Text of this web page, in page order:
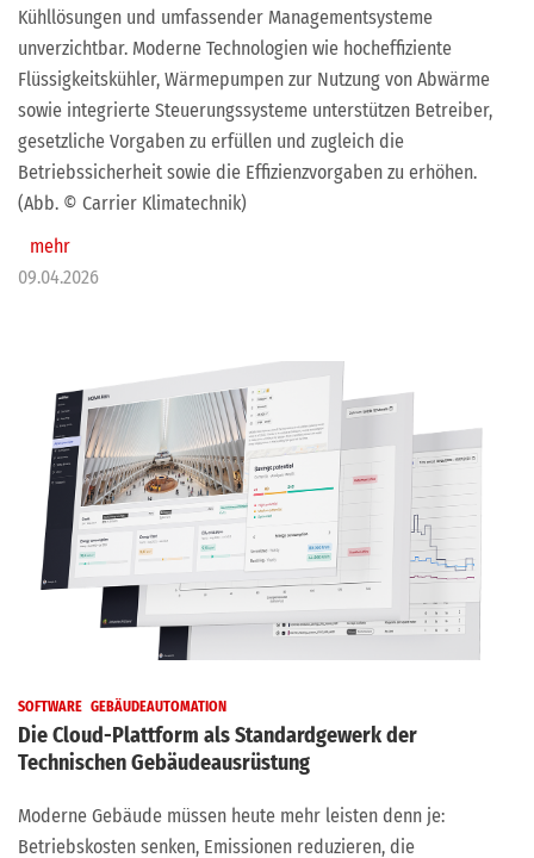
Kühllösungen und umfassender Managementsysteme
unverzichtbar. Moderne Technologien wie hocheffiziente
Flüssigkeitskühler, Wärmepumpen zur Nutzung von Abwärme
sowie integrierte Steuerungssysteme unterstützen Betreiber,
gesetzliche Vorgaben zu erfüllen und zugleich die
Betriebssicherheit sowie die Effizienzvorgaben zu erhöhen.
(Abb. © Carrier Klimatechnik)
mehr
09.04.2026
SOFTWARE GEBÄUDEAUTOMATION
Die Cloud-Plattform als Standardgewerk der
Technischen Gebäudeausrüstung
Moderne Gebäude müssen heute mehr leisten denn je:
Betriebskosten senken, Emissionen reduzieren, die